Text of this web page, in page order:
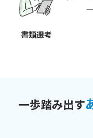
書類選考
一歩踏み出す